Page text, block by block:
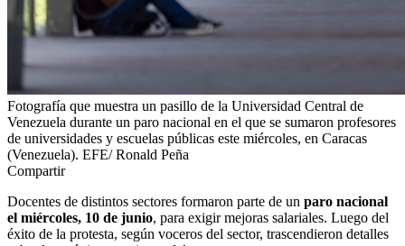
Fotografía que muestra un pasillo de la Universidad Central de
Venezuela durante un paro nacional en el que se sumaron profesores
de universidades y escuelas públicas este miércoles, en Caracas
(Venezuela). EFE/ Ronald Peña
Compartir
Docentes de distintos sectores formaron parte de un paro nacional
el miércoles, 10 de junio, para exigir mejoras salariales. Luego del
éxito de la protesta, según voceros del sector, trascendieron detalles